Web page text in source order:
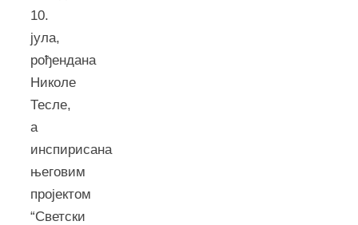
10.
јула,
рођендана
Николе
Тесле,
а
инспирисана
његовим
пројектом
“Светски